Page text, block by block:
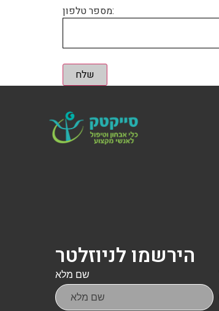
מספר טלפון:
שלח
הירשמו לניוזלטר
שם מלא